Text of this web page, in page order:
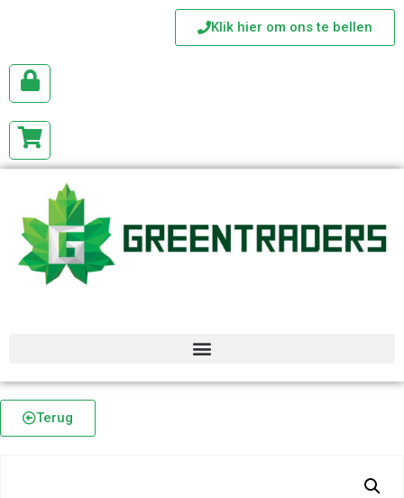
Klik hier om ons te bellen
Terug